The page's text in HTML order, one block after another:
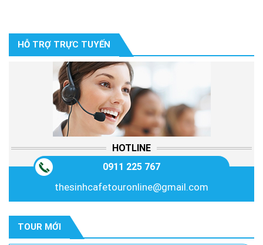
HỖ TRỢ TRỰC TUYẾN
HOTLINE
0911 225 767
thesinhcafetouronline@gmail.com
TOUR MỚI